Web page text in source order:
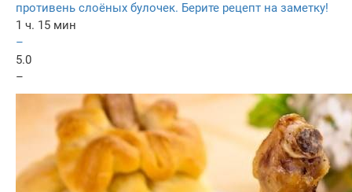
противень слоёных булочек. Берите рецепт на заметку!
1 ч. 15 мин
–
5.0
–